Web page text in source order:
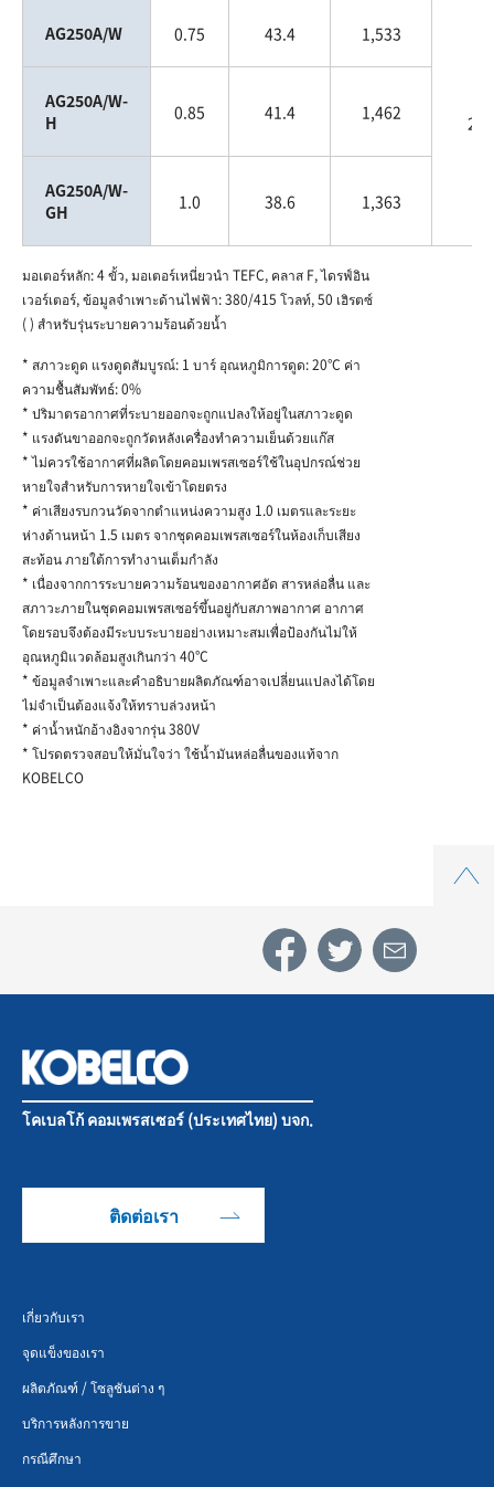
AG250A/W 0.75 43.4 1,533
250
AG250A/W-
H
0.85 41.4 1,462
AG250A/W-
GH
1.0 38.6 1,363
มอเตอร์หลัก: 4 ขั้ว, มอเตอร์เหนี่ยวนำ TEFC, คลาส F, ไดรฟ์อิน
เวอร์เตอร์, ข้อมูลจำเพาะด้านไฟฟ้า: 380/415 โวลท์, 50 เฮิรตซ์
( ) สำหรับรุ่นระบายความร้อนด้วยน้ำ
* สภาวะดูด แรงดูดสัมบูรณ์: 1 บาร์ อุณหภูมิการดูด: 20°C ค่า
ความชื้นสัมพัทธ์: 0%
* ปริมาตรอากาศที่ระบายออกจะถูกแปลงให้อยู่ในสภาวะดูด
* แรงดันขาออกจะถูกวัดหลังเครื่องทำความเย็นด้วยแก๊ส
* ไม่ควรใช้อากาศที่ผลิตโดยคอมเพรสเซอร์ใช้ในอุปกรณ์ช่วย
หายใจสำหรับการหายใจเข้าโดยตรง
* ค่าเสียงรบกวนวัดจากตำแหน่งความสูง 1.0 เมตรและระยะ
ห่างด้านหน้า 1.5 เมตร จากชุดคอมเพรสเซอร์ในห้องเก็บเสียง
สะท้อน ภายใต้การทำงานเต็มกำลัง
* เนื่องจากการระบายความร้อนของอากาศอัด สารหล่อลื่น และ
สภาวะภายในชุดคอมเพรสเซอร์ขึ้นอยู่กับสภาพอากาศ อากาศ
โดยรอบจึงต้องมีระบบระบายอย่างเหมาะสมเพื่อป้องกันไม่ให้
อุณหภูมิแวดล้อมสูงเกินกว่า 40°C
* ข้อมูลจำเพาะและคำอธิบายผลิตภัณฑ์อาจเปลี่ยนแปลงได้โดย
ไม่จำเป็นต้องแจ้งให้ทราบล่วงหน้า
* ค่าน้ำหนักอ้างอิงจากรุ่น 380V
* โปรดตรวจสอบให้มั่นใจว่า ใช้น้ำมันหล่อลื่นของแท้จาก
KOBELCO
โคเบลโก้ คอมเพรสเซอร์ (ประเทศไทย) บจก.
ติดต่อเรา
เกี่ยวกับเรา
จุดแข็งของเรา
ผลิตภัณฑ์ / โซลูชันต่าง ๆ
บริการหลังการขาย
กรณีศึกษา